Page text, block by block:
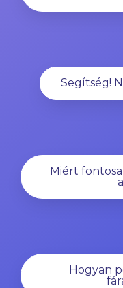
Segítség!
Miért
Hogyan